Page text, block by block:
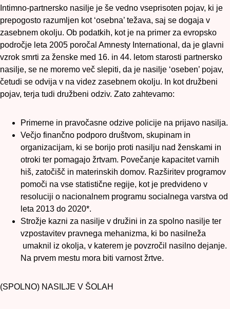
Intimno-partnersko nasilje je še vedno vseprisoten pojav, ki je
prepogosto razumljen kot ‘osebna’ težava, saj se dogaja v
zasebnem okolju. Ob podatkih, kot je na primer za evropsko
področje leta 2005 poročal Amnesty International, da je glavni
vzrok smrti za ženske med 16. in 44. letom starosti partnersko
nasilje, se ne moremo več slepiti, da je nasilje ‘oseben’ pojav,
četudi se odvija v na videz zasebnem okolju. In kot družbeni
pojav, terja tudi družbeni odziv. Zato zahtevamo:
Primerne in pravočasne odzive policije na prijavo nasilja.
Večjo finančno podporo društvom, skupinam in
organizacijam, ki se borijo proti nasilju nad ženskami in
otroki ter pomagajo žrtvam. Povečanje kapacitet varnih
hiš, zatočišč in materinskih domov. Razširitev programov
pomoči na vse statistične regije, kot je predvideno v
resoluciji o nacionalnem programu socialnega varstva od
leta 2013 do 2020*.
Strožje kazni za nasilje v družini in za spolno nasilje ter
vzpostavitev pravnega mehanizma, ki bo nasilneža
umaknil iz okolja, v katerem je povzročil nasilno dejanje.
Na prvem mestu mora biti varnost žrtve.
(SPOLNO) NASILJE V ŠOLAH